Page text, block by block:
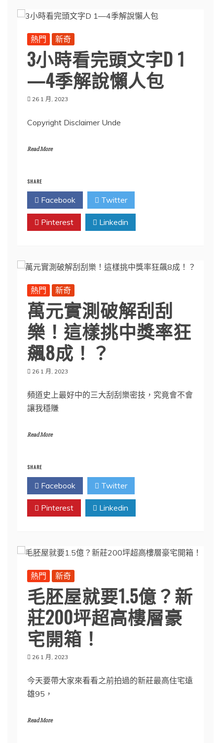
熱門 新奇
3小時看完頭文字D 1
—4季解說懶人包
26 1 月, 2023
Copyright Disclaimer Unde
Read More
SHARE
Facebook Twitter
Pinterest Linkedin
熱門 新奇
萬元實測破解刮刮
樂！這樣挑中獎率狂
飆8成！？
26 1 月, 2023
頻道史上最好中的三大刮刮樂密技，究竟會不會
讓我穩賺
Read More
SHARE
Facebook Twitter
Pinterest Linkedin
熱門 新奇
毛胚屋就要1.5億？新
莊200坪超高樓層豪
宅開箱！
26 1 月, 2023
今天要帶大家來看看之前拍過的新莊最高住宅遠
雄95，
Read More